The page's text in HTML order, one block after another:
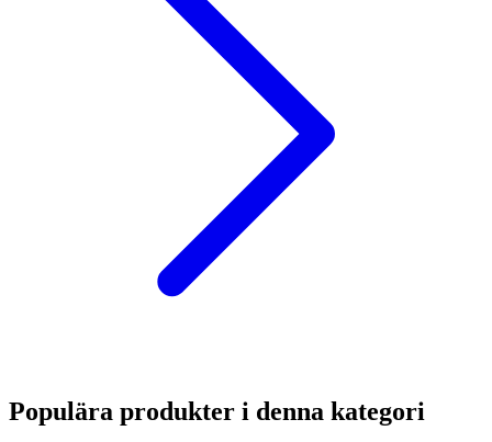
Populära produkter i denna kategori